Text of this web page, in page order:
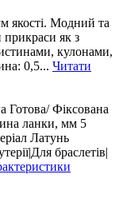
якості. Модний та
прикраси як з
кулонами,
0,5... Читати
Готова/ Фіксована
ланки, мм 5
Латунь
браслетів|